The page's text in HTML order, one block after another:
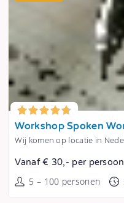
Tonen
Workshop Spoken
Wij komen op locatie in
Vanaf € 30,- per persoon
5 – 100 personen